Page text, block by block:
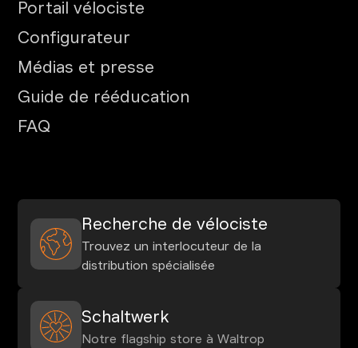
Portail vélociste
Configurateur
Médias et presse
Guide de rééducation
FAQ
Recherche de vélociste
Trouvez un interlocuteur de la
distribution spécialisée
Schaltwerk
Notre flagship store à Waltrop